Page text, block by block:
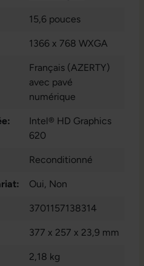
microphone -
combo 3.5 mm, 1x
3 x USB 3.1 Typ-A,
Connecteur Docking
Station
15,6 pouces
1366 x 768 WXGA
Français (AZERTY)
avec pavé
numérique
Intel® HD Graphics
620
Reconditionné
Oui, Non
3701157138314
377 x 257 x 23,9 mm
2,18 kg